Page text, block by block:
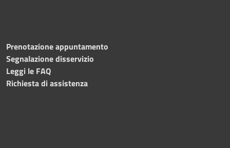
Prenotazione appuntamento
Segnalazione disservizio
Leggi le FAQ
Richiesta di assistenza